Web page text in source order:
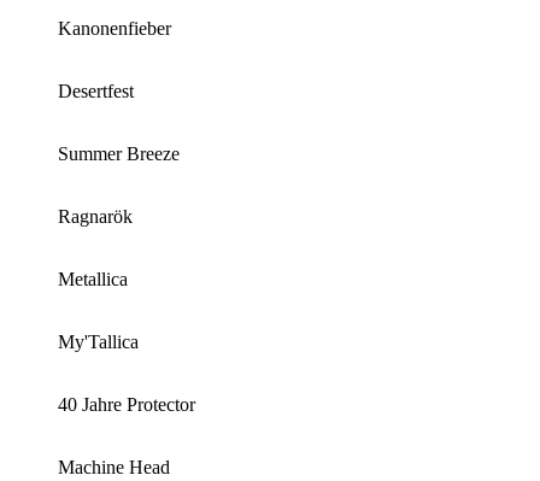
Kanonenfieber
Desertfest
Summer Breeze
Ragnarök
Metallica
My'Tallica
40 Jahre Protector
Machine Head